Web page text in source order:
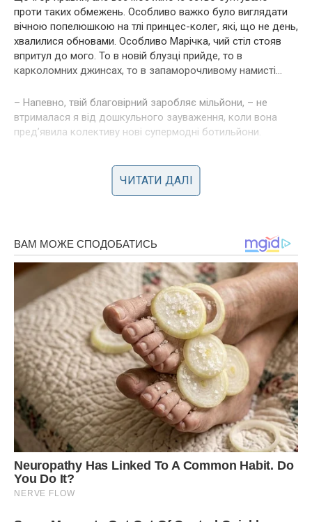
проти таких обмежень. Особливо важко було виглядати
вічною попелюшкою на тлі принцес-колег, які, що не день,
хвалилися обновами. Особливо Марічка, чий стіл стояв
впритул до мого. То в новій блузці прийде, то в
карколомних джинсах, то в запаморочливому намисті…
– Напевно, твій благовірний заробляє мільйони, – не
втрималася я від дошкульного зауваження, коли вона
пред’явила колективу нові супермодні ботильйони.
– На п’ять тисяч менше мене, – кумедно зморщила
ЧИТАТИ ДАЛІ